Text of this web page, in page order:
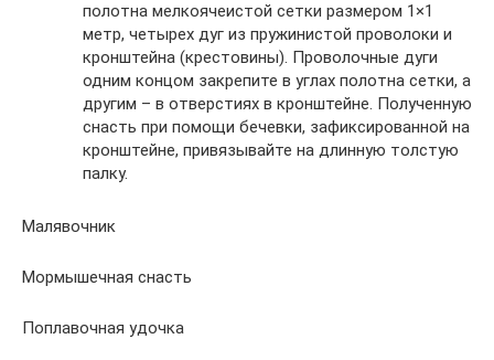
полотна мелкоячеистой сетки размером 1×1
метр, четырех дуг из пружинистой проволоки и
кронштейна (крестовины). Проволочные дуги
одним концом закрепите в углах полотна сетки, а
другим – в отверстиях в кронштейне. Полученную
снасть при помощи бечевки, зафиксированной на
кронштейне, привязывайте на длинную толстую
палку.
Малявочник
Мормышечная снасть
Поплавочная удочка